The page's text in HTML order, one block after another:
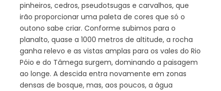
pinheiros, cedros, pseudotsugas e carvalhos, que
irão proporcionar uma paleta de cores que só o
outono sabe criar. Conforme subimos para o
planalto, quase a 1000 metros de altitude, a rocha
ganha relevo e as vistas amplas para os vales do Rio
Póio e do Tâmega surgem, dominando a paisagem
ao longe. A descida entra novamente em zonas
densas de bosque, mas, aos poucos, a água